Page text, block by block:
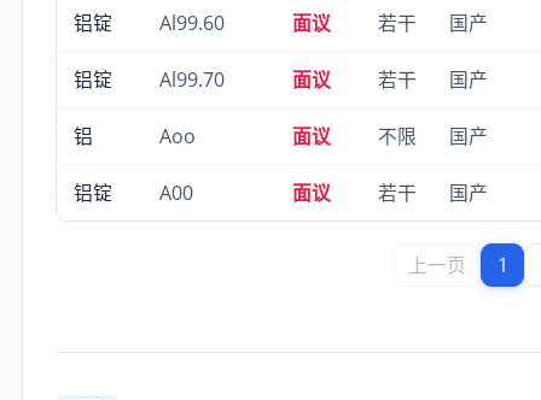
铝锭 Al99.60 面议 若干 国产
铝锭 Al99.70 面议 若干 国产
铝 Aoo 面议 不限 国产
铝锭 A00 面议 若干 国产
上一页 1